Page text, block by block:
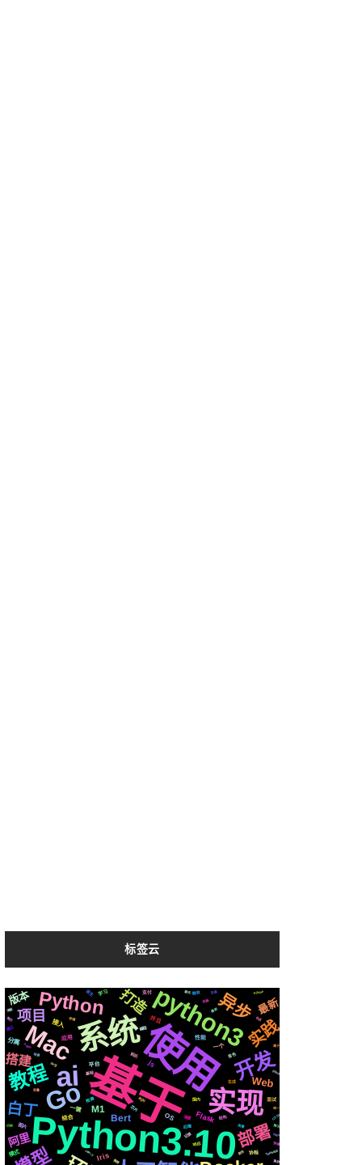
标签云
基于
使用
Python3.10
系统
ai
实现
Go
python3
Mac 开发
Python
教程
部署
异步
实践
白丁
打造
项目
搭建
阿里
最新
版本
Web
Bert
M1
js
Iris
Flask
OS
接入
分离
平台
一键
结合
性能
模式
一个
并且
应用
面试
api
图片
学习 支付
协程
原生
芯片
前后
检测
基础
微软
国内
后端
深度
记录
编程
通过
svg
生成
结构
音色
响应
变量
推荐
celery
场景
阻塞
Apple
存储
Silicon
Tornado6
遇到
统一
CSS3
github
切换
动画
爬虫
属于
情况
聊天
合成
页面
https
简历
快速
集群
流程